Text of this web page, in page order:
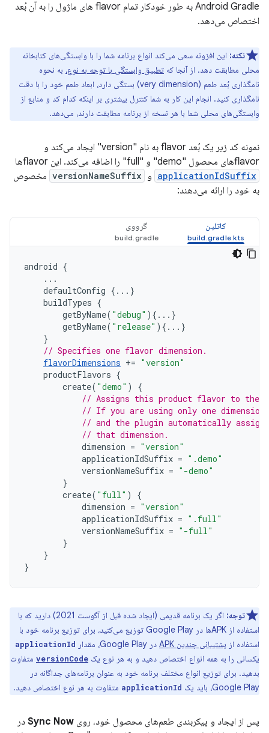
Android Gradle به طور خودکار تمام flavor های ماژول را به آن بُعد
اختصاص می‌دهد.
نکته: این افزونه سعی می‌کند انواع برنامه شما را با وابستگی‌های کتابخانه
محلی مطابقت دهد. از آنجا که تطبیق وابستگی با توجه به نوع، به نحوه
نامگذاری بُعد طعم (very dimension) بستگی دارد، ابعاد طعم خود را با دقت
نامگذاری کنید. انجام این کار به شما کنترل بیشتری بر اینکه کدام کد و منابع از
وابستگی‌های محلی شما با هر نسخه از برنامه مطابقت دارند، می‌دهد.
نمونه کد زیر یک بُعد flavor به نام "version" ایجاد می‌کند و
flavorهای محصول "demo" و "full" را اضافه می‌کند. این flavorها
applicationIdSuffix و versionNameSuffix مخصوص
به خود را ارائه می‌دهند:
کاتلین گرووی
android {
...
defaultConfig {...}
buildTypes {
getByName( "debug" ){...}
getByName( "release" ){...}
}
// Specifies one flavor dimension.
flavorDimensions += "version"
productFlavors {
create( "demo" )
{
// Assigns this product flavor to the
// If you are using only one
// and the plugin automatically
// that dimension.
dimension = "version"
applicationIdSuffix = ".demo"
versionNameSuffix = "-demo"
}
create( "full" )
{
dimension = "version"
applicationIdSuffix = ".full"
versionNameSuffix = "-full"
}
}
}
توجه:
اگر یک برنامه قدیمی (ایجاد شده قبل از آگوست 2021) دارید که با
استفاده از APKها در Google Play توزیع می‌کنید، برای توزیع برنامه خود با
استفاده از پشتیبانی چندین APK در Google Play، مقدار applicationId
یکسانی را به همه انواع اختصاص دهید و به هر نوع یک versionCode متفاوت
بدهید. برای توزیع انواع مختلف برنامه خود به عنوان برنامه‌های جداگانه در
Google Play، باید یک
applicationId متفاوت به هر نوع اختصاص دهید.
پس از ایجاد و پیکربندی طعم‌های محصول خود، روی Sync Now در